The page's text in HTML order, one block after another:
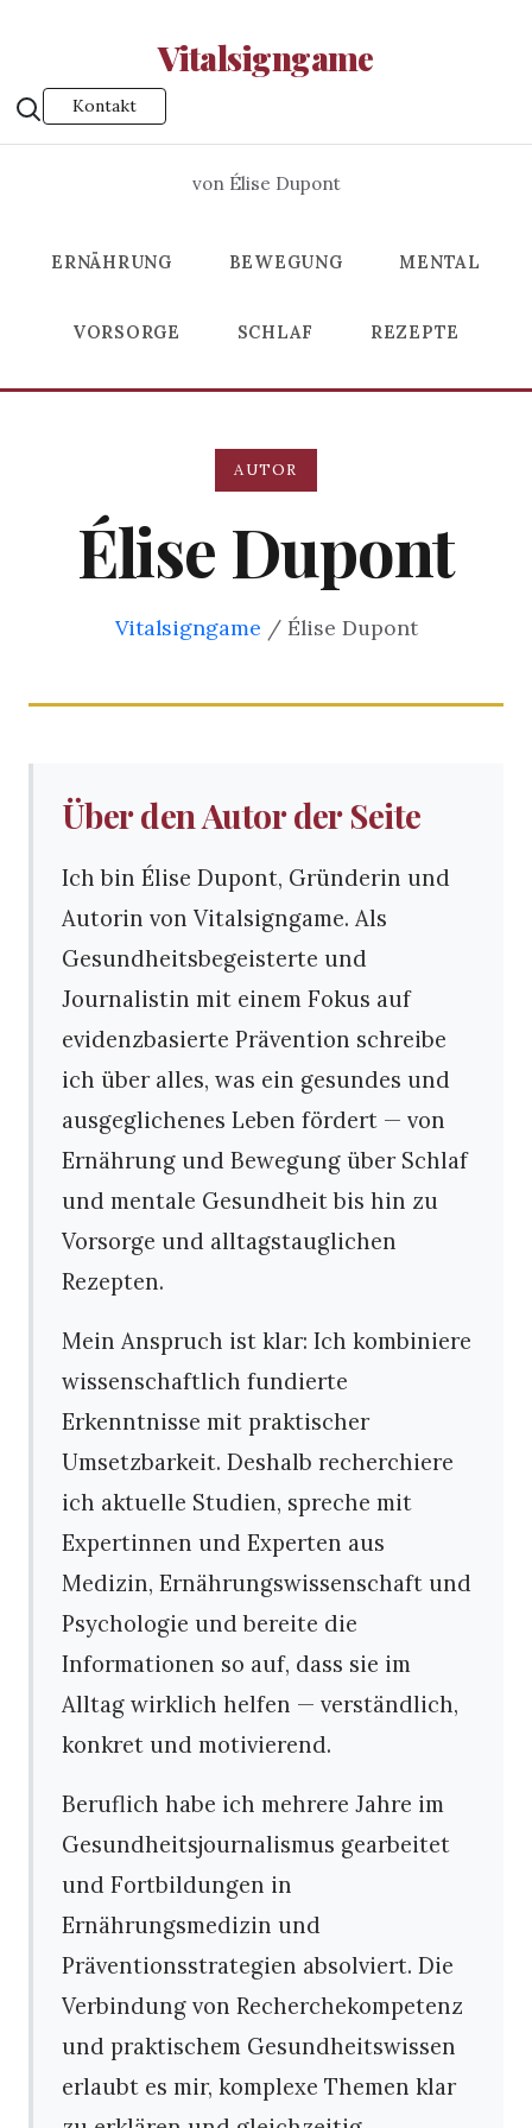
Vitalsigngame
Kontakt
von Élise Dupont
ERNÄHRUNG BEWEGUNG MENTAL
VORSORGE SCHLAF REZEPTE
AUTOR
Élise Dupont
Vitalsigngame / Élise Dupont
Über den Autor der Seite
Ich bin Élise Dupont, Gründerin und
Autorin von Vitalsigngame. Als
Gesundheitsbegeisterte und
Journalistin mit einem Fokus auf
evidenzbasierte Prävention schreibe
ich über alles, was ein gesundes und
ausgeglichenes Leben fördert — von
Ernährung und Bewegung über Schlaf
und mentale Gesundheit bis hin zu
Vorsorge und alltagstauglichen
Rezepten.
Mein Anspruch ist klar: Ich kombiniere
wissenschaftlich fundierte
Erkenntnisse mit praktischer
Umsetzbarkeit. Deshalb recherchiere
ich aktuelle Studien, spreche mit
Expertinnen und Experten aus
Medizin, Ernährungswissenschaft und
Psychologie und bereite die
Informationen so auf, dass sie im
Alltag wirklich helfen — verständlich,
konkret und motivierend.
Beruflich habe ich mehrere Jahre im
Gesundheitsjournalismus gearbeitet
und Fortbildungen in
Ernährungsmedizin und
Präventionsstrategien absolviert. Die
Verbindung von Recherchekompetenz
und praktischem Gesundheitswissen
erlaubt es mir, komplexe Themen klar